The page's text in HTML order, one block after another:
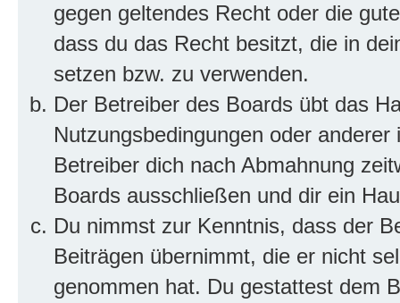
gegen geltendes Recht oder die
dass du das Recht besitzt, die in
setzen bzw. zu verwenden.
Der Betreiber des Boards übt das
Nutzungsbedingungen oder
Betreiber dich nach Abmahnung
Boards ausschließen und dir ein
Du nimmst zur Kenntnis, dass der
Beiträgen übernimmt, die er nicht
genommen hat. Du gestattest dem